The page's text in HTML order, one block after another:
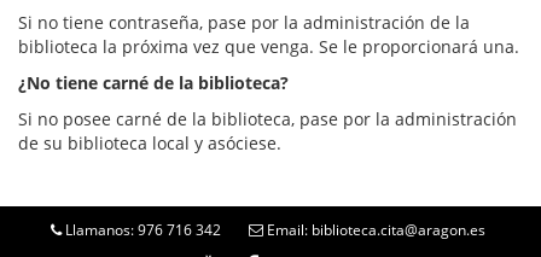
Si no tiene contraseña, pase por la administración de la
biblioteca la próxima vez que venga. Se le proporcionará una.
¿No tiene carné de la biblioteca?
Si no posee carné de la biblioteca, pase por la administración
de su biblioteca local y asóciese.
Llamanos: 976 716 342 Email: biblioteca.cita@aragon.es